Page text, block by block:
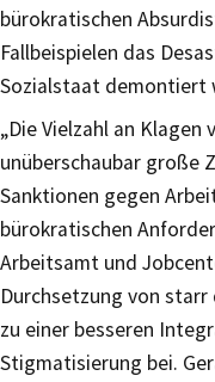
bürokratischen
Fallbeispielen das
Sozialstaat demontiert
„Die Vielzahl an
unüberschaubar große
Sanktionen gegen
bürokratischen
Arbeitsamt und
Durchsetzung von
zu einer besseren
Stigmatisierung bei.